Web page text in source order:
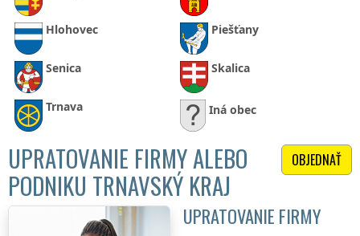
Hlohovec Piešťany
Senica Skalica
Trnava Iná obec
OBJEDNAŤ
UPRATOVANIE FIRMY ALEBO
PODNIKU TRNAVSKÝ KRAJ
UPRATOVANIE FIRMY